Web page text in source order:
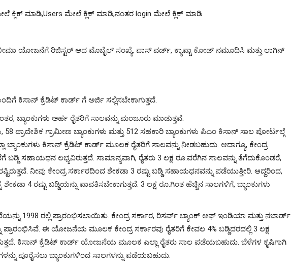
ಕ್ಲಿಕ್ ಮಾಡಿ,Users ಮೇಲೆ ಕ್ಲಿಕ್ ಮಾಡಿ,ನಂತರ login ಮೇಲೆ ಕ್ಲಿಕ್ ಮಾಡಿ.
ಯೋಜನೆಗೆ ರಿಜಿಸ್ಟರ್ ಆದ ಮೊಬೈಲ್ ಸಂಖ್ಯೆ, ಪಾಸ್ ವರ್ಡ್, ಕ್ಯಾಪ್ಚಾ ಕೋಡ್ ನಮೂದಿಸಿ ಮತ್ತು ಲಾಗಿನ್
ಕಿಸಾನ್ ಕ್ರೆಡಿಟ್ ಕಾರ್ಡ್ ಗೆ ಅರ್ಜಿ ಸಲ್ಲಿಸಬೇಕಾಗುತ್ತದೆ.
ಬ್ಯಾಂಕುಗಳು ಅರ್ಹ ರೈತರಿಗೆ ಸಾಲವನ್ನು ಮಂಜೂರು ಮಾಡುತ್ತವೆ.
58 ಪ್ರಾದೇಶಿಕ ಗ್ರಾಮೀಣ ಬ್ಯಾಂಕುಗಳು ಮತ್ತು 512 ಸಹಕಾರಿ ಬ್ಯಾಂಕುಗಳು ಪಿಎಂ ಕಿಸಾನ್ ಸಾಲ ಪೋರ್ಟಲ್ಗೆ
ಕಿಸಾನ್ ಕ್ರೆಡಿಟ್ ಕಾರ್ಡ್ ಮೂಲಕ ರೈತರಿಗೆ ಸಾಲವನ್ನು ನೀಡಬಹುದು. ಆದಾಗ್ಯೂ, ಕೇಂದ್ರ
ಬಡ್ಡಿ ಸಹಾಯಧನ ಲಭ್ಯವಿರುತ್ತದೆ. ಸಾಮಾನ್ಯವಾಗಿ, ರೈತರು 3 ಲಕ್ಷ ರೂ.ವರೆಗಿನ ಸಾಲವನ್ನು ತೆಗೆದುಕೊಂಡರೆ,
ನೀವು ಕೇಂದ್ರ ಸರ್ಕಾರದಿಂದ ಶೇಕಡಾ 3 ರಷ್ಟು ಬಡ್ಡಿ ಸಹಾಯಧನವನ್ನು ಪಡೆಯುತ್ತೀರಿ. ಆದ್ದರಿಂದ,
ಶೇಕಡಾ 4 ರಷ್ಟು ಬಡ್ಡಿಯನ್ನು ಪಾವತಿಸಬೇಕಾಗುತ್ತದೆ. 3 ಲಕ್ಷ ರೂ.ಗಿಂತ ಹೆಚ್ಚಿನ ಸಾಲಗಳಿಗೆ, ಬ್ಯಾಂಕುಗಳು
1998 ರಲ್ಲಿ ಪ್ರಾರಂಭಿಸಲಾಯಿತು. ಕೇಂದ್ರ ಸರ್ಕಾರ, ರಿಸರ್ವ್ ಬ್ಯಾಂಕ್ ಆಫ್ ಇಂಡಿಯಾ ಮತ್ತು ನಬಾರ್ಡ್
ಈ ಯೋಜನೆಯ ಮೂಲಕ ಕೇಂದ್ರ ಸರ್ಕಾರವು ರೈತರಿಗೆ ಕೇವಲ 4% ಬಡ್ಡಿದರದಲ್ಲಿ 3 ಲಕ್ಷ
ಕಿಸಾನ್ ಕ್ರೆಡಿಟ್ ಕಾರ್ಡ್ ಯೋಜನೆಯ ಮೂಲಕ ಎಲ್ಲಾ ರೈತರು ಸಾಲ ಪಡೆಯಬಹುದು. ಬೆಳೆಗಳ ಕೃಷಿಗಾಗಿ
ಪೂರೈಸಲು ಬ್ಯಾಂಕುಗಳಿಂದ ಸಾಲಗಳನ್ನು ಪಡೆಯಬಹುದು.